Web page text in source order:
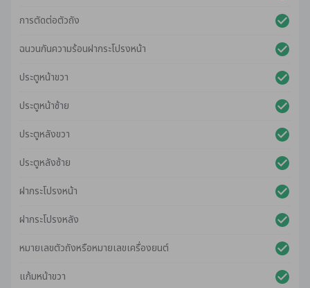
การตัดต่อตัวถัง
ฉนวนกันความร้อนฝากระโปรงหน้า
ประตูหน้าขวา
ประตูหน้าซ้าย
ประตูหลังขวา
ประตูหลังซ้าย
ฝากระโปรงหน้า
ฝากระโปรงหลัง
หมายเลขตัวถังหรือหมายเลขเครื่องยนต์
แก้มหน้าขวา